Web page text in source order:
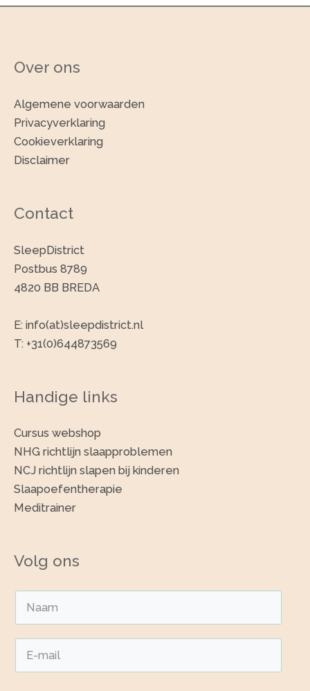
Over ons
Algemene voorwaarden
Privacyverklaring
Cookieverklaring
Disclaimer
Contact
SleepDistrict
Postbus 8789
4820 BB BREDA
E: info(at)sleepdistrict.nl
T: +31(0)644873569
Handige links
Cursus webshop
NHG richtlijn slaapproblemen
NCJ richtlijn slapen bij kinderen
Slaapoefentherapie
Meditrainer
Volg ons